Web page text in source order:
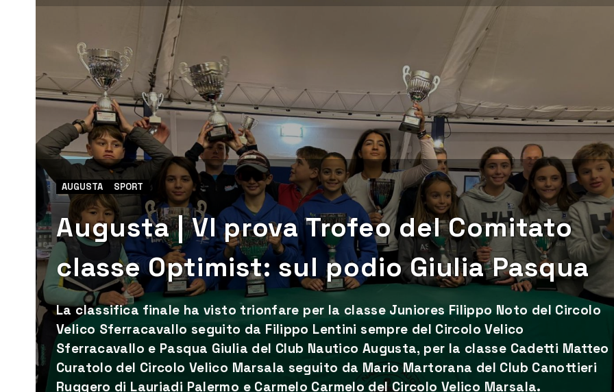
AUGUSTA SPORT
Augusta | VI prova Trofeo del Comitato
classe Optimist: sul podio Giulia Pasqua
La classifica finale ha visto trionfare per la classe Juniores Filippo Noto del Circolo
Velico Sferracavallo seguito da Filippo Lentini sempre del Circolo Velico
Sferracavallo e Pasqua Giulia del Club Nautico Augusta, per la classe Cadetti Matteo
Curatolo del Circolo Velico Marsala seguito da Mario Martorana del Club Canottieri
Ruggero di Lauriadi Palermo e Carmelo Carmelo del Circolo Velico Marsala.